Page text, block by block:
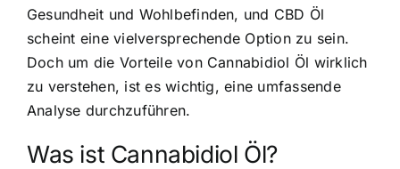
Gesundheit und Wohlbefinden, und CBD Öl
scheint eine vielversprechende Option zu sein.
Doch um die Vorteile von Cannabidiol Öl wirklich
zu verstehen, ist es wichtig, eine umfassende
Analyse durchzuführen.
Was ist Cannabidiol Öl?